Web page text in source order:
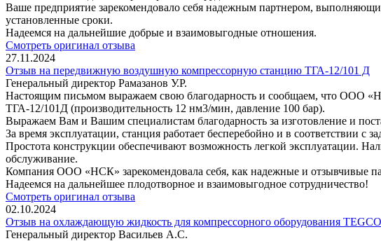
Ваше предприятие зарекомендовало себя надежным партнером,
установленные сроки.
Надеемся на дальнейшие добрые и взаимовыгодные отношения.
Смотреть оригинал отзыва
27.11.2024
Отзыв на передвижную воздушную компрессорную станцию ТГА-12/101 Д
Генеральный директор Рамазанов У.Р.
Настоящим письмом выражаем свою благодарность и сообщаем, что
ТГА-12/101Д (производительность 12 нм3/мин, давление 100 бар).
Выражаем Вам и Вашим специалистам благодарность за изготовление и
За время эксплуатации, станция работает бесперебойно и в соответствии с
Простота конструкции обеспечивают возможность легкой эксплуатации.
обслуживание.
Компания ООО «НСК» зарекомендовала себя, как надежные и отзывчивые
Надеемся на дальнейшее плодотворное и взаимовыгодное сотрудничество!
Смотреть оригинал отзыва
02.10.2024
Отзыв на охлаждающую жидкость для компрессорного оборудования
Генеральный директор Васильев А.С.